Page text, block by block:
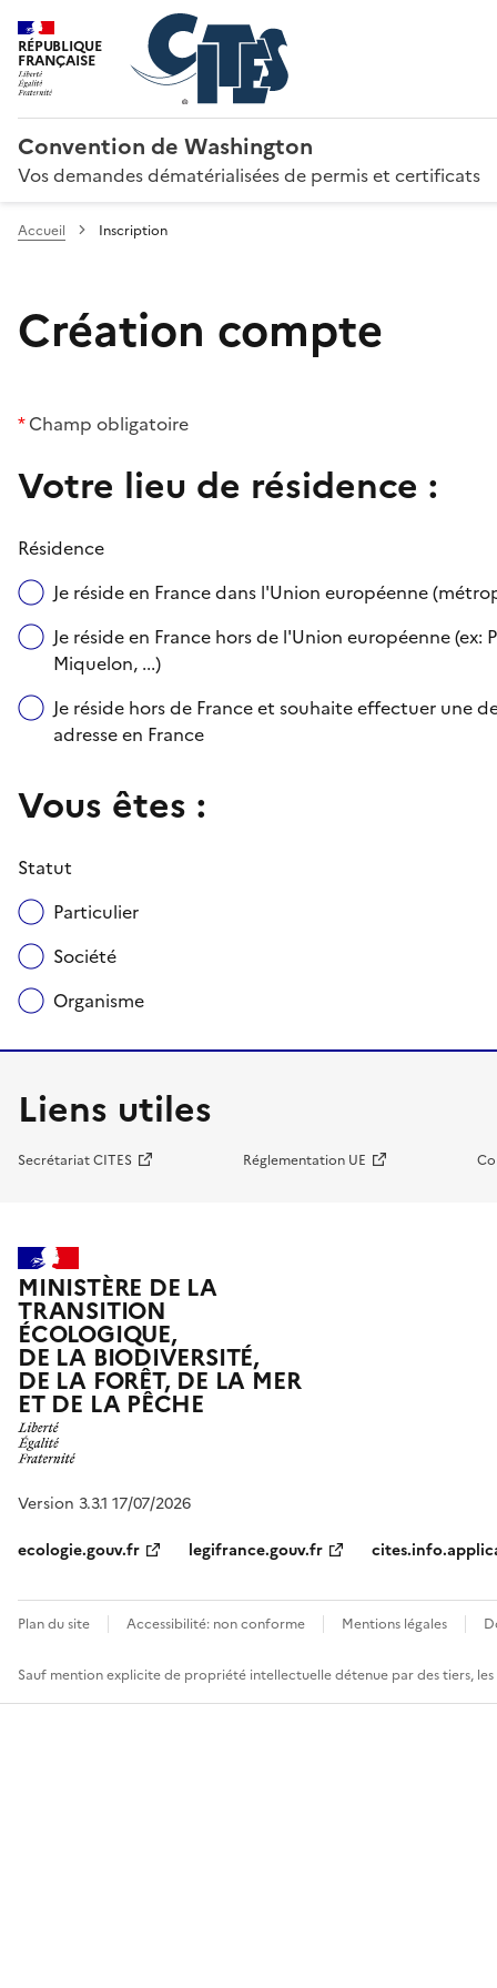
RÉPUBLIQUE
FRANÇAISE
Convention de Washington
Vos demandes dématérialisées de permis et certificats
Accueil Inscription
Création compte
*Champ obligatoire
Votre lieu de résidence :
Résidence
Je réside en France dans l'Union européenne
Je réside en France hors de l'Union européenne
Miquelon, ...)
Je réside hors de France et souhaite effectuer une
adresse en France
Vous êtes :
Statut
Particulier
Société
Organisme
Liens utiles
Secrétariat CITES Réglementation UE
MINISTÈRE DE LA
TRANSITION
ÉCOLOGIQUE,
DE LA BIODIVERSITÉ,
DE LA FORÊT, DE LA MER
ET DE LA PÊCHE
Version 3.3.1 17/07/2026
ecologie.gouv.fr
legifrance.gouv.fr
Plan du site Accessibilité: non conforme Mentions légales
Sauf mention explicite de propriété intellectuelle détenue par des tiers,